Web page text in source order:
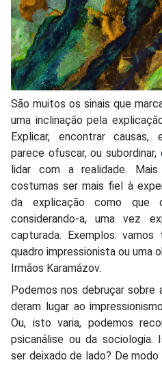
São muitos os sinais que
uma inclinação pela
Explicar, encontrar
parece ofuscar, ou
lidar com a realidade.
costumas ser mais fiel à
da explicação como que
considerando-a, uma vez
capturada. Exemplos:
quadro impressionista ou uma
Irmãos Karamázov.
Podemos nos debruçar sobre
deram lugar ao
Ou, isto varia, podemos
psicanálise ou da sociologia.
ser deixado de lado? De